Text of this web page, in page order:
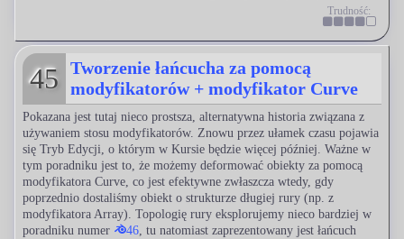
Trudność:
45
Tworzenie łańcucha za pomocą
modyfikatorów + modyfikator Curve
Pokazana jest tutaj nieco prostsza, alternatywna historia związana z
używaniem stosu modyfikatorów. Znowu przez ułamek czasu pojawia
się Tryb Edycji, o którym w Kursie będzie więcej później. Ważne w
tym poradniku jest to, że możemy deformować obiekty za pomocą
modyfikatora Curve, co jest efektywne zwłaszcza wtedy, gdy
poprzednio dostaliśmy obiekt o strukturze długiej rury (np. z
modyfikatora Array). Topologię rury eksplorujemy nieco bardziej w
poradniku numer
46 , tu natomiast zaprezentowany jest łańcuch